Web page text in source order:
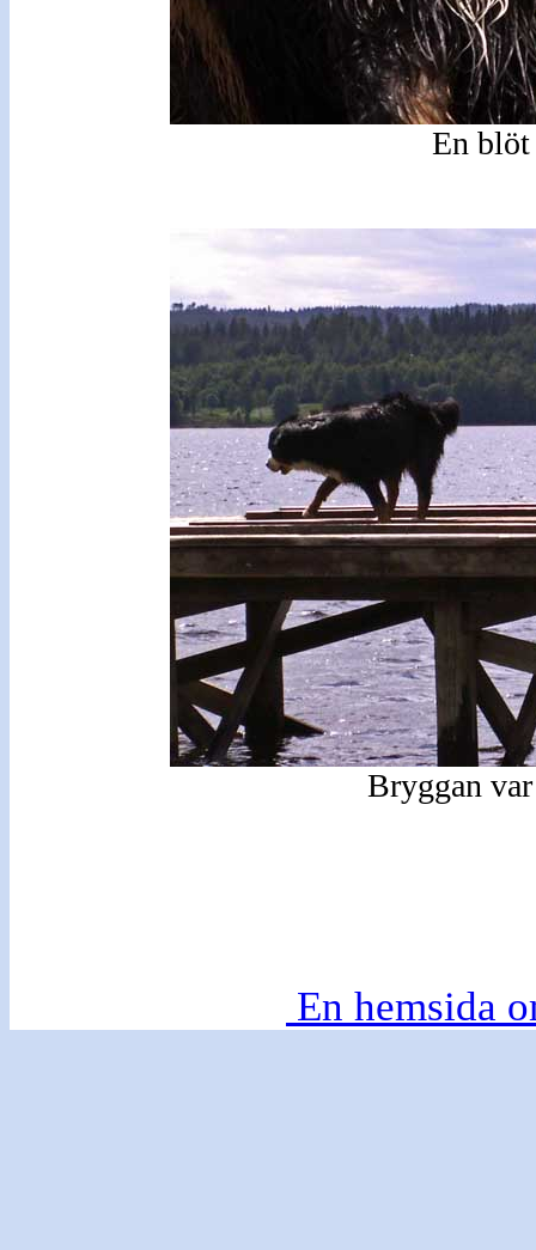
En
Bryggan
En hemsida